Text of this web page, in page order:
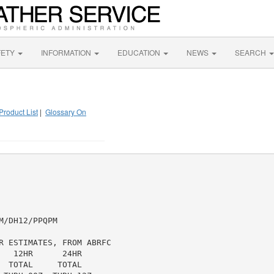
INFORMATION EDUCATION NEWS SEARCH
Product List | Glossary On
DH12/PPQPM
ESTIMATES, FROM ABRFC
24HR
TOTAL